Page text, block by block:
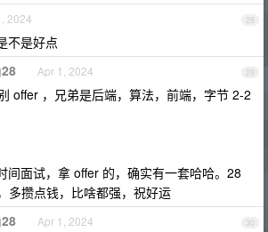
28
2024
不是好点
29
Apr 1, 2024
offer ，兄弟是后端，算法，前端，字节 2-2
间面试，拿 offer 的，确实有一套哈哈。28
多攒点钱，比啥都强，祝好运
30
Apr 1, 2024